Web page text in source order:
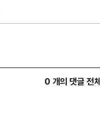
0 개의 댓글 전